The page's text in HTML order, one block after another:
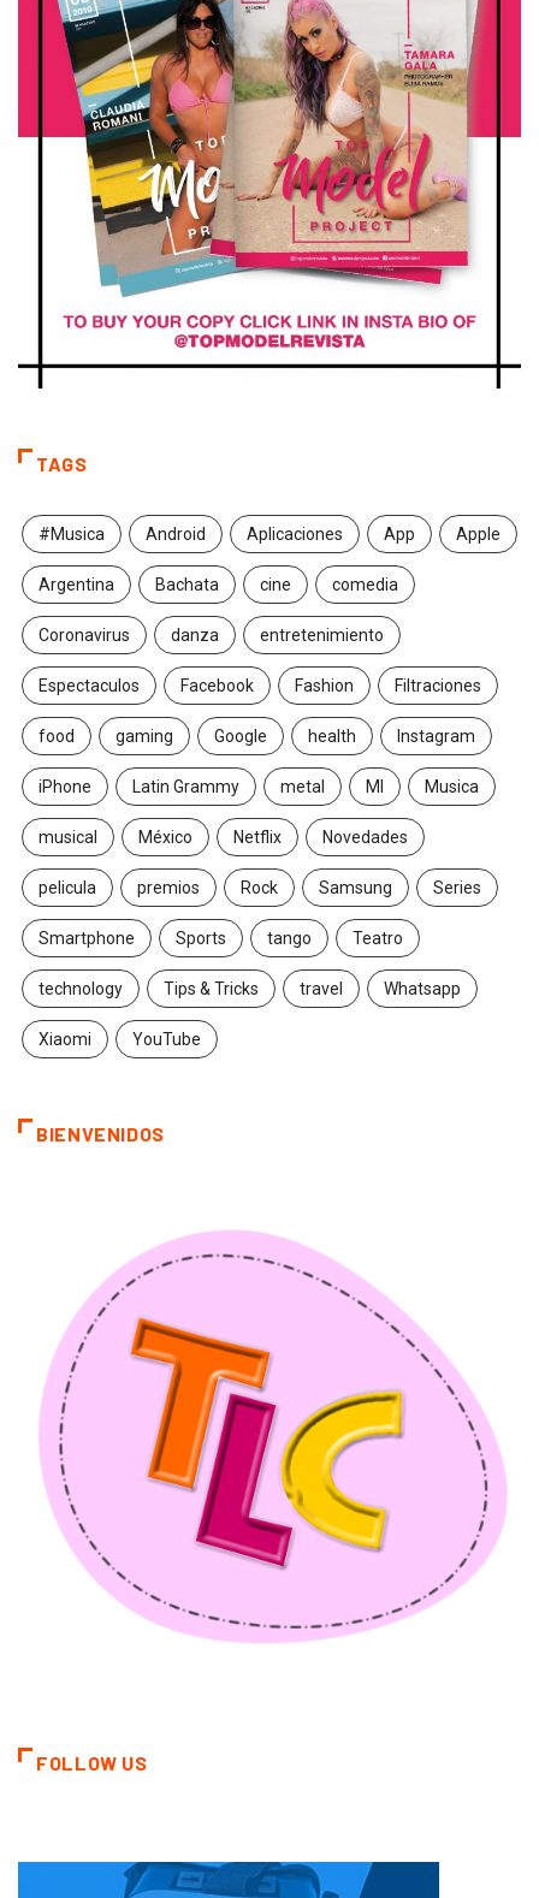
TAGS
#Musica Android Aplicaciones App Apple
Argentina Bachata cine comedia
Coronavirus danza entretenimiento
Espectaculos Facebook Fashion Filtraciones
food gaming Google health Instagram
iPhone Latin Grammy metal MI Musica
musical México Netflix Novedades
pelicula premios Rock Samsung Series
Smartphone Sports tango Teatro
technology Tips & Tricks travel Whatsapp
Xiaomi YouTube
BIENVENIDOS
FOLLOW US